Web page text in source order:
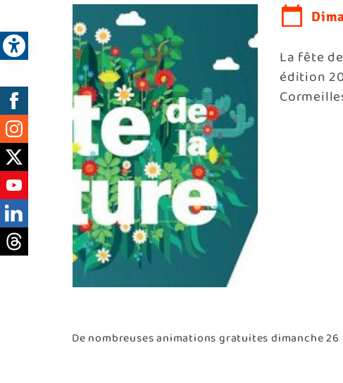
Open toolbar
Réseaux
sociaux
La fête
édition
De nombreuses animations gratuites dimanche 26